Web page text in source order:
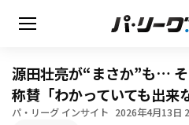
源田壮亮が“まさか”も…
称賛「わかっていても出来
パ・リーグ インサイト 2026年4月13日